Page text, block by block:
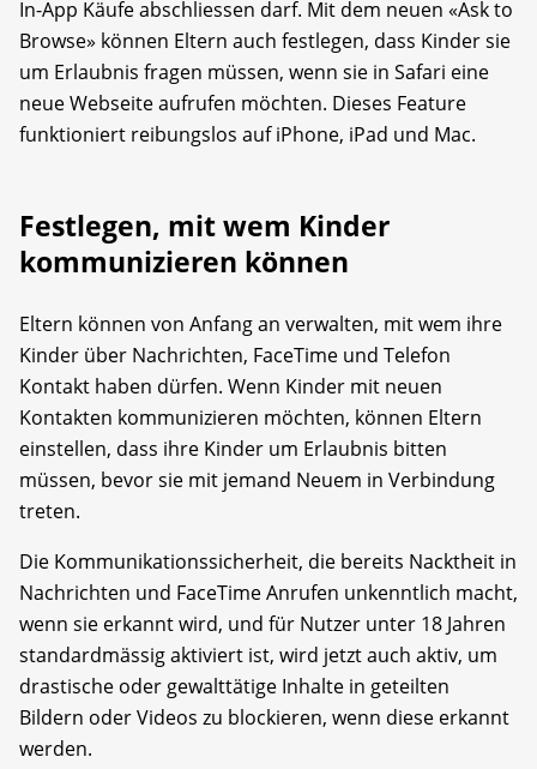
In-App Käufe abschliessen darf. Mit dem neuen «Ask to
Browse» können Eltern auch festlegen, dass Kinder sie
um Erlaubnis fragen müssen, wenn sie in Safari eine
neue Webseite aufrufen möchten. Dieses Feature
funktioniert reibungslos auf iPhone, iPad und Mac.
Festlegen, mit wem Kinder
kommunizieren können
Eltern können von Anfang an verwalten, mit wem ihre
Kinder über Nachrichten, FaceTime und Telefon
Kontakt haben dürfen. Wenn Kinder mit neuen
Kontakten kommunizieren möchten, können Eltern
einstellen, dass ihre Kinder um Erlaubnis bitten
müssen, bevor sie mit jemand Neuem in Verbindung
treten.
Die Kommunikationssicherheit, die bereits Nacktheit in
Nachrichten und FaceTime Anrufen unkenntlich macht,
wenn sie erkannt wird, und für Nutzer unter 18 Jahren
standardmässig aktiviert ist, wird jetzt auch aktiv, um
drastische oder gewalttätige Inhalte in geteilten
Bildern oder Videos zu blockieren, wenn diese erkannt
werden.